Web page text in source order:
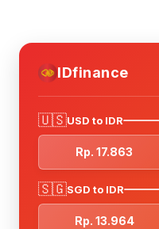
IDfinance
🇺🇸USD to IDR
Rp. 17.863
🇸🇬SGD to IDR
Rp. 13.964